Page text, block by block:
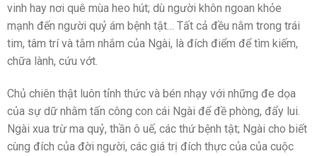
vinh hay nơi quê mùa heo hút; dù người khôn ngoan khỏe
mạnh đến người quỷ ám bệnh tật… Tất cả đều nằm trong trái
tim, tâm trí và tằm nhắm của Ngài, là đích điểm để tìm kiếm,
chữa lành, cứu vớt.
Chủ chiên thật luôn tỉnh thức và bén nhạy với những đe dọa
của sự dữ nhằm tấn công con cái Ngài để đề phòng, đẩy lui.
Ngài xua trừ ma quỷ, thần ô uế, các thứ bệnh tật; Ngài cho biết
cùng đích của đời người, các giá trị đích thực của của cuộc